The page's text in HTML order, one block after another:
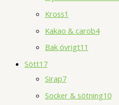
Kross1
Kakao & carob4
Bak övrigt11
Sött17
Sirap7
Socker & sötning10